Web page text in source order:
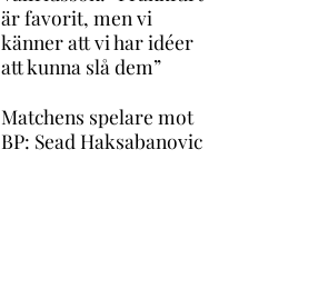
är favorit, men vi
känner att vi har idéer
att kunna slå dem”
Matchens spelare mot
BP: Sead Haksabanovic